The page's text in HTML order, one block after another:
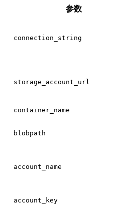
参数
connection_string
storage_account_url
container_name
blobpath
account_name
account_key